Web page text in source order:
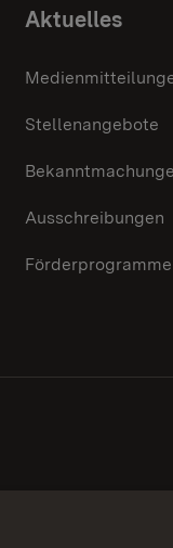
Aktuelles
Stellenangebote
Ausschreibungen
Förderprogramme